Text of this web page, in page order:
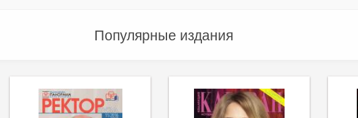
Популярные издания